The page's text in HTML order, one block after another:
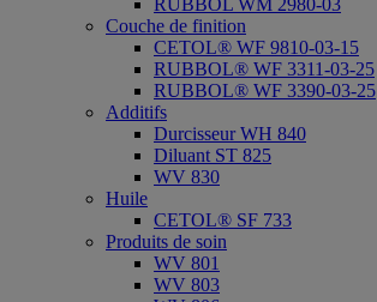
RUBBOL WM 2980-03
Couche de finition
CETOL® WF 9810-03-15
RUBBOL® WF 3311-03-25
RUBBOL® WF 3390-03-25
Additifs
Durcisseur WH 840
Diluant ST 825
WV 830
Huile
CETOL® SF 733
Produits de soin
WV 801
WV 803